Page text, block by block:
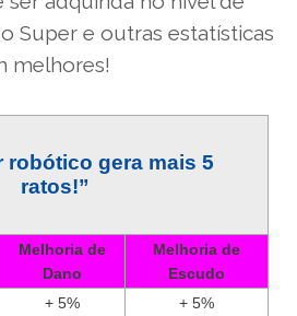
Super e outras estatísticas
melhores!
robótico gera mais 5
ratos!”
Melhoria de
Dano
Melhoria de
Escudo
+ 5% + 5%